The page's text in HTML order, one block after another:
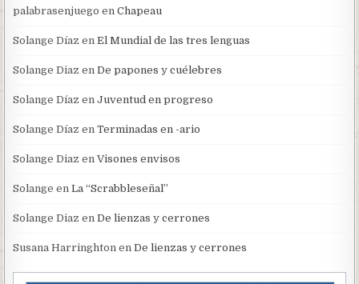
palabrasenjuego enChapeau
Solange Díaz enEl Mundial de las tres lenguas
Solange Diaz enDe papones y cuélebres
Solange Díaz enJuventud en progreso
Solange Díaz enTerminadas en -ario
Solange Diaz enVisones envisos
Solange enLa “Scrabbleseñal”
Solange Diaz enDe lienzas y cerrones
Susana Harringhton enDe lienzas y cerrones